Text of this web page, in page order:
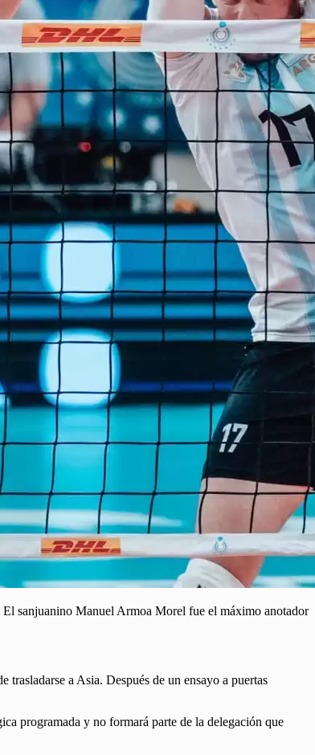
sanjuanino Manuel Armoa Morel fue el máximo anotador
a Asia. Después de un ensayo a puertas
programada y no formará parte de la delegación que